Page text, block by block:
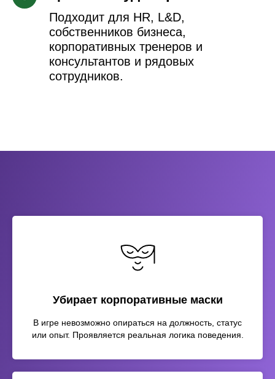
Подходит для HR, L&D,
собственников бизнеса,
корпоративных тренеров и
консультантов и рядовых
сотрудников.
Убирает корпоративные маски
В игре невозможно опираться на должность, статус
или опыт. Проявляется реальная логика поведения.